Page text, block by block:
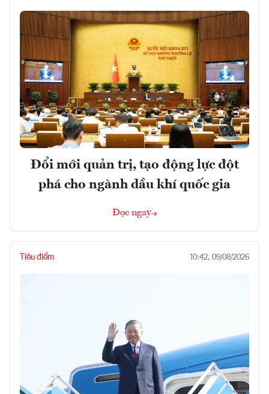
Đổi mới quản trị, tạo động lực đột
phá cho ngành dầu khí quốc gia
Đọc ngay
Tiêu điểm 10:42, 09/08/2026